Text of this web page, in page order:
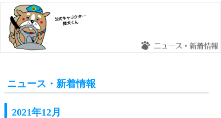
ニュース・新着情報
2021年12月